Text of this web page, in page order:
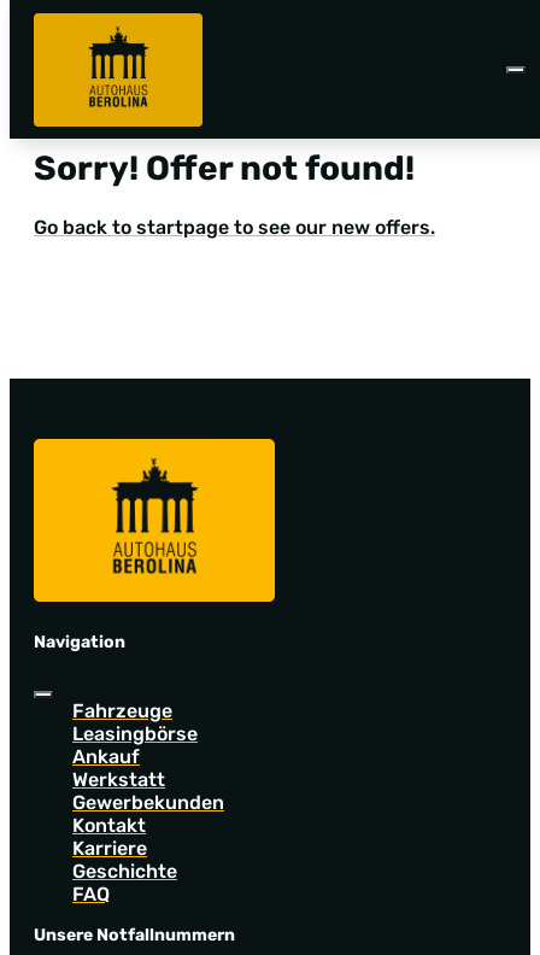
Sorry! Offer not found!
Go back to startpage to see our new offers.
Navigation
Fahrzeuge
Leasingbörse
Ankauf
Werkstatt
Gewerbekunden
Kontakt
Karriere
Geschichte
FAQ
Unsere Notfallnummern